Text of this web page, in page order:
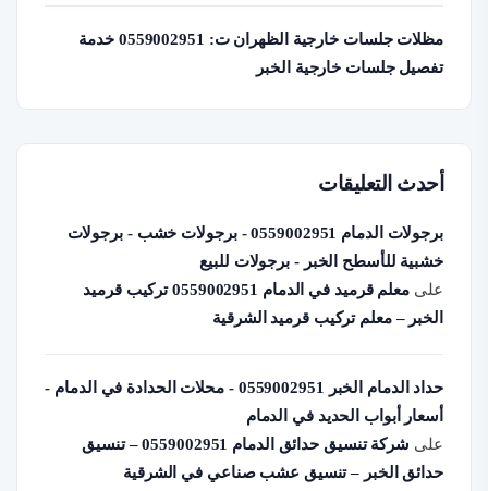
مظلات جلسات خارجية الظهران ت: 0559002951 خدمة
تفصيل جلسات خارجية الخبر
أحدث التعليقات
برجولات الدمام 0559002951 - برجولات خشب - برجولات
خشبية للأسطح الخبر - برجولات للبيع
على
معلم قرميد في الدمام 0559002951 تركيب قرميد
الخبر – معلم تركيب قرميد الشرقية
حداد الدمام الخبر 0559002951 - محلات الحدادة في الدمام -
أسعار أبواب الحديد في الدمام
على
شركة تنسيق حدائق الدمام 0559002951 – تنسيق
حدائق الخبر – تنسيق عشب صناعي في الشرقية